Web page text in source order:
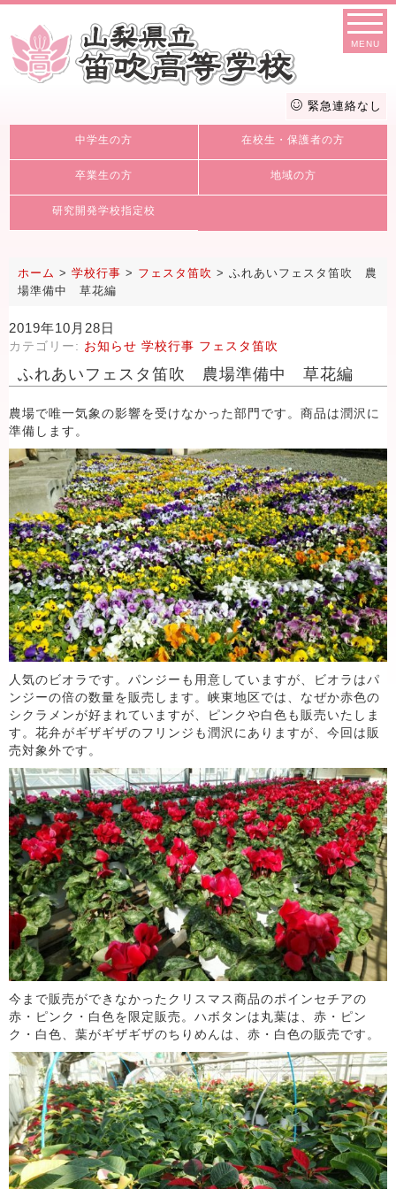
MENU
緊急連絡なし
中学生の方 在校生・保護者の方
卒業生の方 地域の方
研究開発学校指定校
ホーム > 学校行事 > フェスタ笛吹 > ふれあいフェスタ笛吹 農
場準備中 草花編
2019年10月28日
カテゴリー: お知らせ 学校行事 フェスタ笛吹
ふれあいフェスタ笛吹 農場準備中 草花編
農場で唯一気象の影響を受けなかった部門です。商品は潤沢に
準備します。
人気のビオラです。パンジーも用意していますが、ビオラはパ
ンジーの倍の数量を販売します。峡東地区では、なぜか赤色の
シクラメンが好まれていますが、ピンクや白色も販売いたしま
す。花弁がギザギザのフリンジも潤沢にありますが、今回は販
売対象外です。
今まで販売ができなかったクリスマス商品のポインセチアの
赤・ピンク・白色を限定販売。ハボタンは丸葉は、赤・ピン
ク・白色、葉がギザギザのちりめんは、赤・白色の販売です。